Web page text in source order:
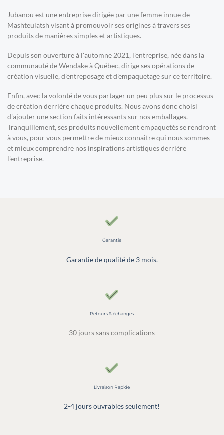
Jubanou est une entreprise dirigée par une femme innue de
Mashteuiatsh visant à promouvoir ses origines à travers ses
produits de manières simples et artistiques.
Depuis son ouverture à l'automne 2021, l'entreprise, née dans la
communauté de Wendake à Québec, dirige ses opérations de
création visuelle, d'entreposage et d'empaquetage sur ce territoire.
Enfin, avec la volonté de vous partager un peu plus sur le processus
de création derrière chaque produits. Nous avons donc choisi
d'ajouter une section faits intéressants sur nos emballages.
Tranquillement, ses produits nouvellement empaquetés se rendront
à vous, pour vous permettre de mieux connaitre qui nous sommes
et mieux comprendre nos inspirations artistiques derrière
l'entreprise.
Garantie
Garantie de qualité de 3 mois.
Retours & échanges
30 jours sans complications
Livraison Rapide
2-4 jours ouvrables seulement!